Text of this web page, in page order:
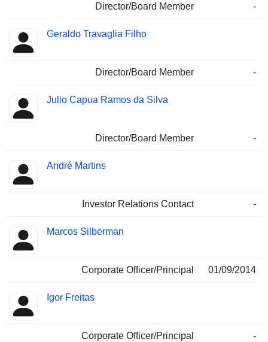
Director/Board Member -
Geraldo Travaglia Filho
Director/Board Member -
Julio Capua Ramos da Silva
Director/Board Member -
André Martins
Investor Relations Contact -
Marcos Silberman
Corporate Officer/Principal 01/09/2014
Igor Freitas
Corporate Officer/Principal -